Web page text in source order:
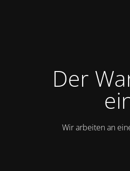
Der
Wir arbeiten an